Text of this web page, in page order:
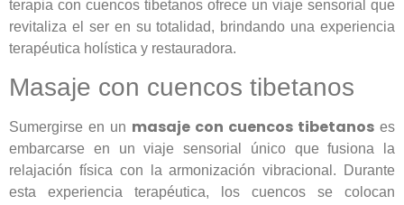
terapia con cuencos tibetanos ofrece un viaje sensorial que
revitaliza el ser en su totalidad, brindando una experiencia
terapéutica holística y restauradora.
Masaje con cuencos tibetanos
Sumergirse en un masaje con cuencos tibetanos es
embarcarse en un viaje sensorial único que fusiona la
relajación física con la armonización vibracional. Durante
esta experiencia terapéutica, los cuencos se colocan